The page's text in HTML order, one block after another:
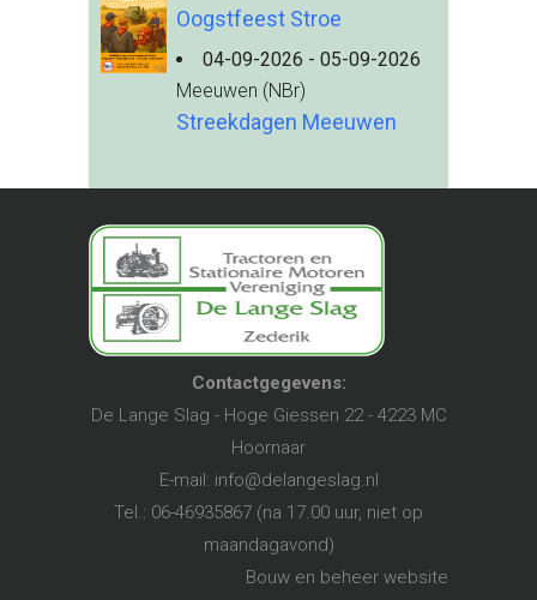
Oogstfeest Stroe
04-09-2026 - 05-09-2026
Meeuwen (NBr)
Streekdagen Meeuwen
Contactgegevens:
De Lange Slag - Hoge Giessen 22 - 4223 MC
Hoornaar
E-mail: info@delangeslag.nl
Tel.: 06-46935867 (na 17.00 uur, niet op
maandagavond)
Bouw en beheer website